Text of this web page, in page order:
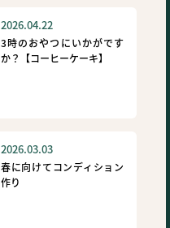
2026.04.22
3時のおやつにいかがです
か？【コーヒーケーキ】
2026.03.03
春に向けてコンディション
作り